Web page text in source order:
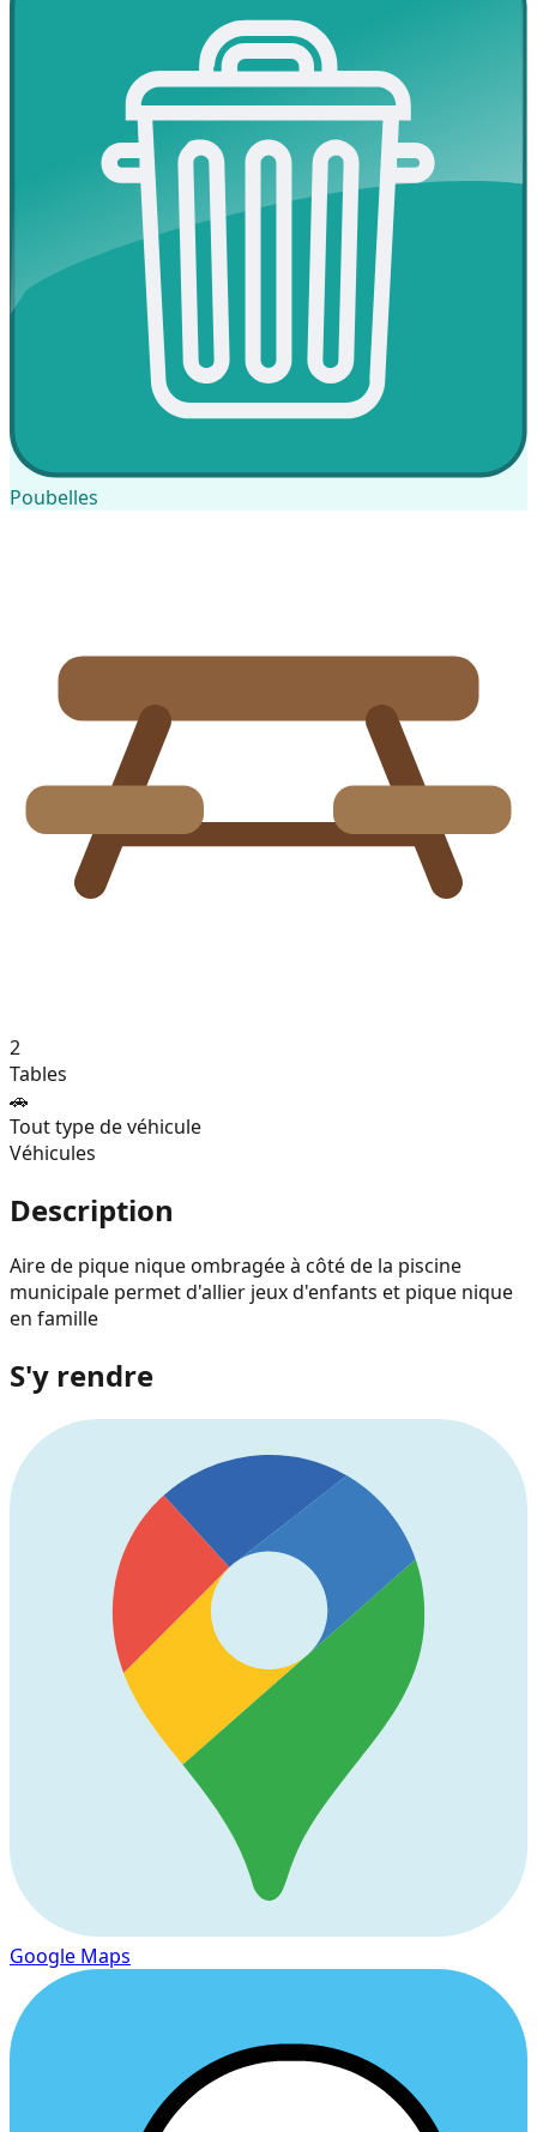
Poubelles
2
Tables
🚗
Tout type de véhicule
Véhicules
Description
Aire de pique nique ombragée à côté de la piscine
municipale permet d'allier jeux d'enfants et pique nique
en famille
S'y rendre
Google Maps